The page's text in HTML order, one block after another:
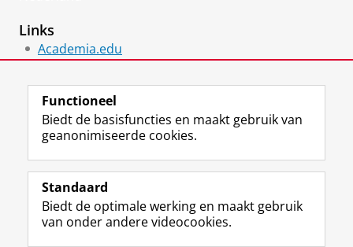
Links
Academia.edu
Volg de RUG
F
a
e
b
L
i
k
e
R
S
-
f
I
n
t
Y
o
T
Studiekiezers
Functioneel
Biedt de basisfuncties en maakt gebruik van
geanonimiseerde cookies.
Standaard
Biedt de optimale werking en maakt gebruik
van onder andere videocookies.